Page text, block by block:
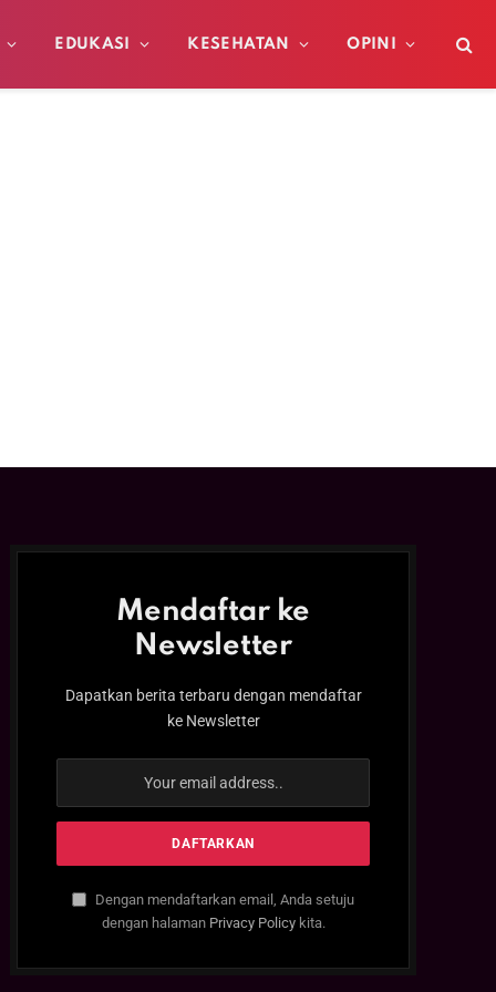
EDUKASI KESEHATAN OPINI
Mendaftar ke
Newsletter
Dapatkan berita terbaru dengan mendaftar
ke Newsletter
Dengan mendaftarkan email, Anda setuju
dengan halaman Privacy Policykita.